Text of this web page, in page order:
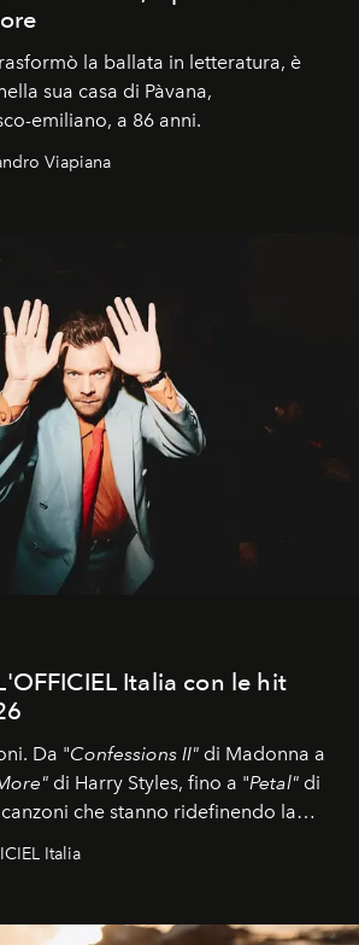
la ballata in letteratura, è
sua casa di Pàvana,
emiliano, a 86 anni.
Viapiana
Italia con le hit
Da "Confessions II" di Madonna a
di Harry Styles, fino a "Petal" di
che stanno ridefinendo la
stagione.
Italia